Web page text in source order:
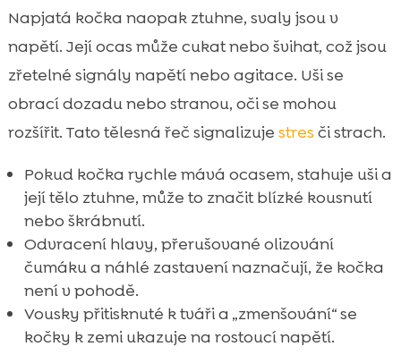
Napjatá kočka naopak ztuhne, svaly jsou v
napětí. Její ocas může cukat nebo švihat, což jsou
zřetelné signály napětí nebo agitace. Uši se
obrací dozadu nebo stranou, oči se mohou
rozšířit. Tato tělesná řeč signalizuje stres či strach.
Pokud kočka rychle mává ocasem, stahuje uši a
její tělo ztuhne, může to značit blízké kousnutí
nebo škrábnutí.
Odvracení hlavy, přerušované olizování
čumáku a náhlé zastavení naznačují, že kočka
není v pohodě.
Vousky přitisknuté k tváři a „zmenšování“ se
kočky k zemi ukazuje na rostoucí napětí.